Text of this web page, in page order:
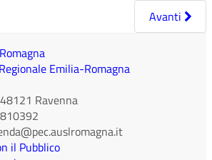
Avanti
Emilia-Romagna
48121 Ravenna
il Pubblico